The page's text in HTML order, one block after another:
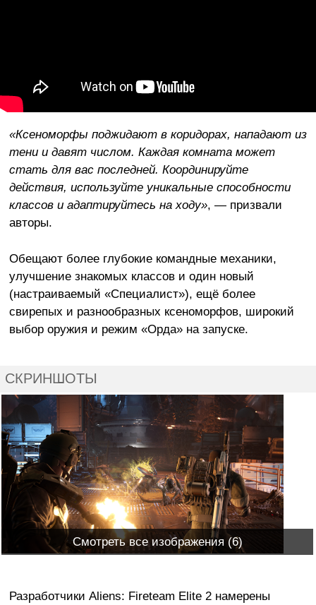
«Ксеноморфы поджидают в коридорах, нападают из
тени и давят числом. Каждая комната может
стать для вас последней. Координируйте
действия, используйте уникальные способности
классов и адаптируйтесь на ходу», — призвали
авторы.
Обещают более глубокие командные механики,
улучшение знакомых классов и один новый
(настраиваемый «Специалист»), ещё более
свирепых и разнообразных ксеноморфов, широкий
выбор оружия и режим «Орда» на запуске.
СКРИНШОТЫ
Смотреть все изображения (6)
Разработчики Aliens: Fireteam Elite 2 намерены